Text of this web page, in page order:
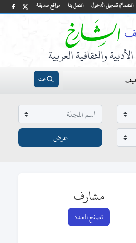
مواقع صديقة اتصل بنا انضمام/ تسجيل الدخول
والثقافية العربية
بحث
مشارف
تصفح العدد